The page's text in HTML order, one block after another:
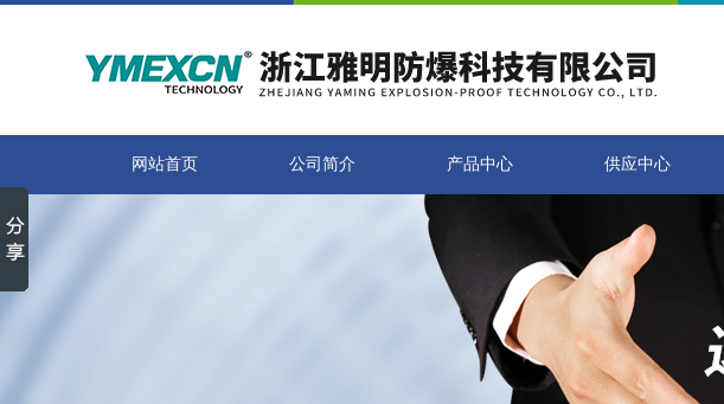
网站首页 公司简介 产品中心 供应中心